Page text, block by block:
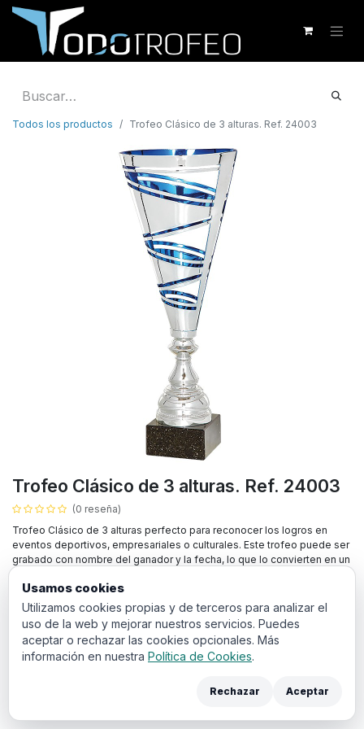
Todos los productos Trofeo Clásico de 3 alturas. Ref. 24003
Trofeo Clásico de 3 alturas. Ref. 24003
(0 reseña)
Trofeo Clásico de 3 alturas perfecto para reconocer los logros en
eventos deportivos, empresariales o culturales. Este trofeo puede ser
grabado con nombre del ganador y la fecha, lo que lo convierten en un
Todos los precios incluyen IVA.
30,71€ IVA incluido
Usamos cookies
Utilizamos cookies propias y de terceros para analizar el
uso de la web y mejorar nuestros servicios. Puedes
aceptar o rechazar las cookies opcionales. Más
información en nuestra Política de Cookies.
Rechazar Aceptar